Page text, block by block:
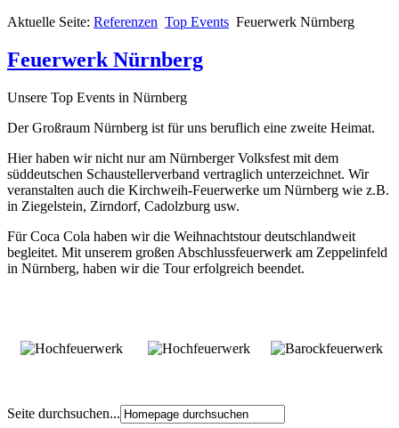
Aktuelle Seite: Referenzen Top Events Feuerwerk Nürnberg
Feuerwerk Nürnberg
Unsere Top Events in Nürnberg
Der Großraum Nürnberg ist für uns beruflich eine zweite Heimat.
Hier haben wir nicht nur am Nürnberger Volksfest mit dem
süddeutschen Schaustellerverband vertraglich unterzeichnet. Wir
veranstalten auch die Kirchweih-Feuerwerke um Nürnberg wie z.B.
in Ziegelstein, Zirndorf, Cadolzburg usw.
Für Coca Cola haben wir die Weihnachtstour deutschlandweit
begleitet. Mit unserem großen Abschlussfeuerwerk am Zeppelinfeld
in Nürnberg, haben wir die Tour erfolgreich beendet.
Seite durchsuchen...